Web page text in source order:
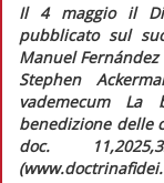
Il 4 maggio il
pubblicato sul
Manuel
Stephen
vademecum La
benedizione delle
doc.